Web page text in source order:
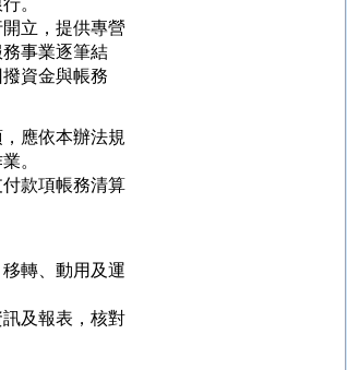
。
立，提供專營
務事業逐筆結
撥資金與帳務
應依本辦法規
。
款項帳務清算
轉、動用及運
及報表，核對